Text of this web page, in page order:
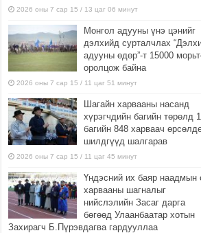
2026 оны 7 сар 15 / 13 цаг 06 минут
Монгол адууны үнэ цэнийг
дэлхийд сурталчлах
адууны өдөр”-т 15000
оролцож байна
2026 оны 7 сар 15 / 11 цаг 51 минут
Шагайн харвааны насанд
хүрэгчдийн багийн төрөлд
багийн 848 харваач
шилдгүүд шалгарав
2026 оны 7 сар 15 / 11 цаг 45 минут
Үндэсний их баяр наадмын
харвааны шагналыг
нийслэлийн Засаг дарга
бөгөөд Улаанбаатар хотын
Захирагч Б.Пүрэвдагва гардууллаа